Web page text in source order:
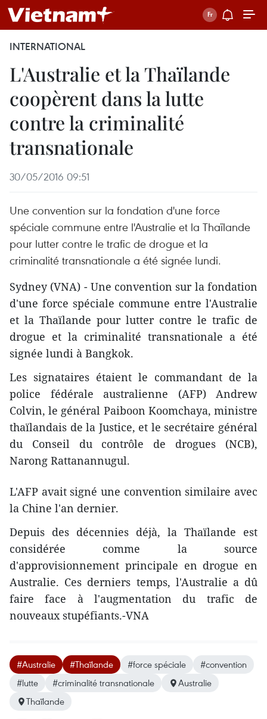
INTERNATIONAL
L'Australie et la Thaïlande
coopèrent dans la lutte
contre la criminalité
transnationale
30/05/2016 09:51
Une convention sur la fondation d'une force
spéciale commune entre l'Australie et la Thaïlande
pour lutter contre le trafic de drogue et la
criminalité transnationale a été signée lundi.
Sydney (VNA) - Une convention sur la fondation
d'une force spéciale commune entre l'Australie
et la Thaïlande pour lutter contre le trafic de
drogue et la criminalité transnationale a été
signée lundi à Bangkok.
Les signataires étaient le commandant de la
police fédérale australienne (AFP) Andrew
Colvin, le général Paiboon Koomchaya, ministre
thaïlandais de la Justice, et le secrétaire général
du Conseil du contrôle de drogues (NCB),
Narong Rattanannugul.
L'AFP avait signé une convention similaire avec
la Chine l'an dernier.
Depuis des décennies déjà, la Thaïlande est
considérée comme la source
d'approvisionnement principale en drogue en
Australie. Ces derniers temps, l'Australie a dû
faire face à l'augmentation du trafic de
nouveaux stupéfiants.-VNA
#Australie #Thaïlande #force spéciale
#convention
#lutte
#criminalité transnationale
Australie
Thaïlande